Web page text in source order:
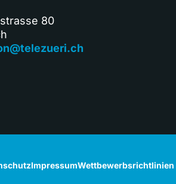
80
ImpressumWettbewerbsrichtlinien